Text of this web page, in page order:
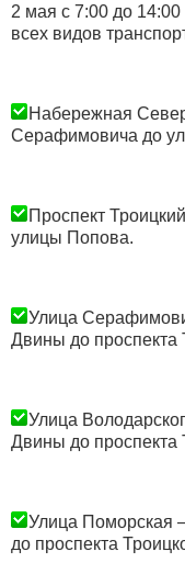
2 мая с 7:00 до
всех видов
Набережная
Серафимовича до
Проспект
улицы Попова.
Улица
Двины до проспекта
Улица
Двины до проспекта
Улица Поморская
до проспекта